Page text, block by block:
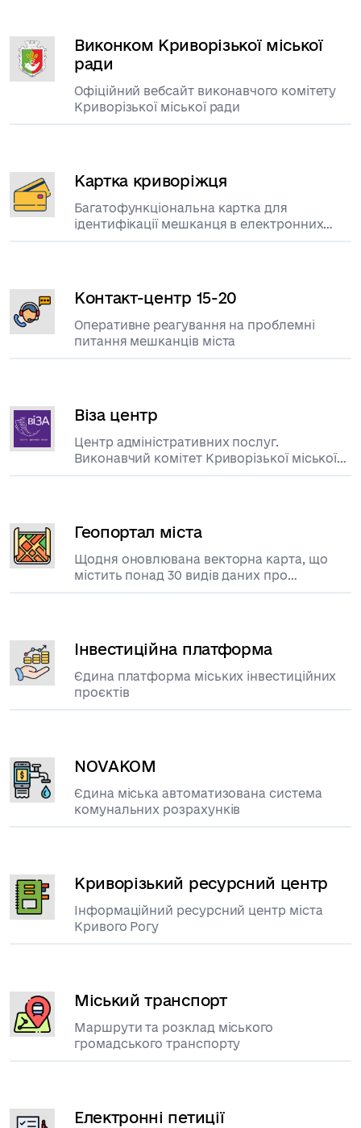
Виконком Криворізької міської
ради
Офіційний вебсайт виконавчого комітету
Криворізької міської ради
Картка криворіжця
Багатофункціональна картка для
ідентифікації мешканця в електронних
сервісах міста
Контакт-центр 15-20
Оперативне реагування на проблемні
питання мешканців міста
Віза центр
Центр адміністративних послуг.
Виконавчий комітет Криворізької міської
ради
Геопортал міста
Щодня оновлювана векторна карта, що
містить понад 30 видів даних про
територію
Інвестиційна платформа
Єдина платформа міських інвестиційних
проєктів
NOVAKOM
Єдина міська автоматизована система
комунальних розрахунків
Криворізький ресурсний центр
Інформаційний ресурсний центр міста
Кривого Рогу
Міський транспорт
Маршрути та розклад міського
громадського транспорту
Електронні петиції